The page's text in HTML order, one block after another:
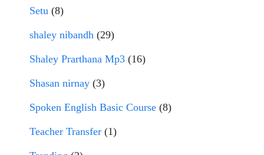
Setu (8)
shaley nibandh (29)
Shaley Prarthana Mp3 (16)
Shasan nirnay (3)
Spoken English Basic Course (8)
Teacher Transfer (1)